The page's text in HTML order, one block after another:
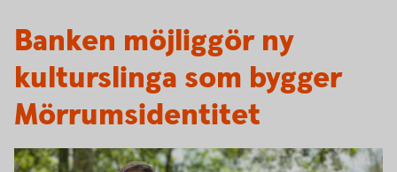
Banken möjliggör ny
kulturslinga som bygger
Mörrumsidentitet